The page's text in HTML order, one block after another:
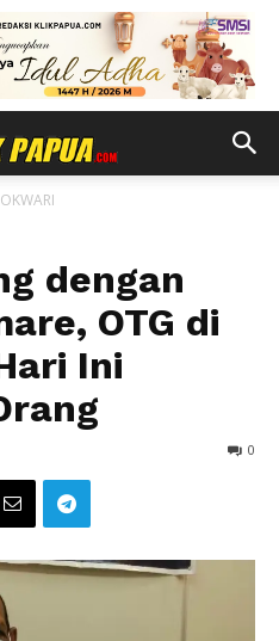
dengan
OTG di
Ini
0